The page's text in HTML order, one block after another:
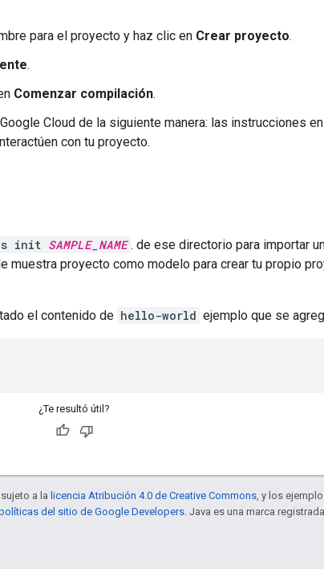
para el proyecto y haz clic en Crear proyecto.
.
Comenzar compilación.
Cloud de la siguiente manera: las instrucciones en
con tu proyecto.
init SAMPLE_NAME . de ese directorio para importar
muestra proyecto como modelo para crear tu propio
el contenido de hello-world ejemplo que se
¿Te resultó útil?
a la licencia Atribución 4.0 de Creative Commons , y los
del sitio de Google Developers . Java es una marca